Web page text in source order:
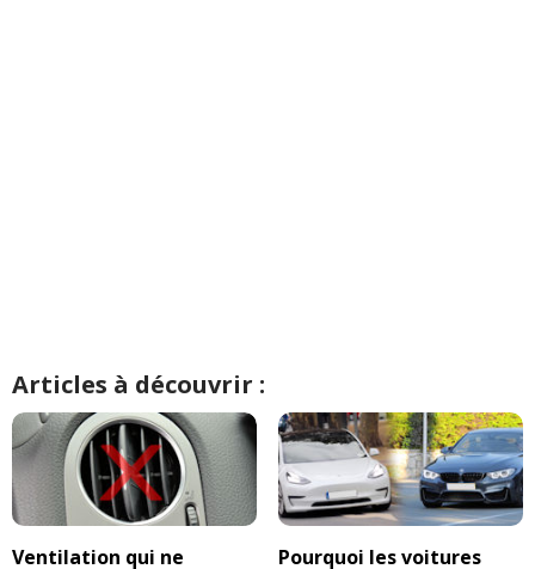
Articles à découvrir :
Ventilation qui ne Pourquoi les voitures